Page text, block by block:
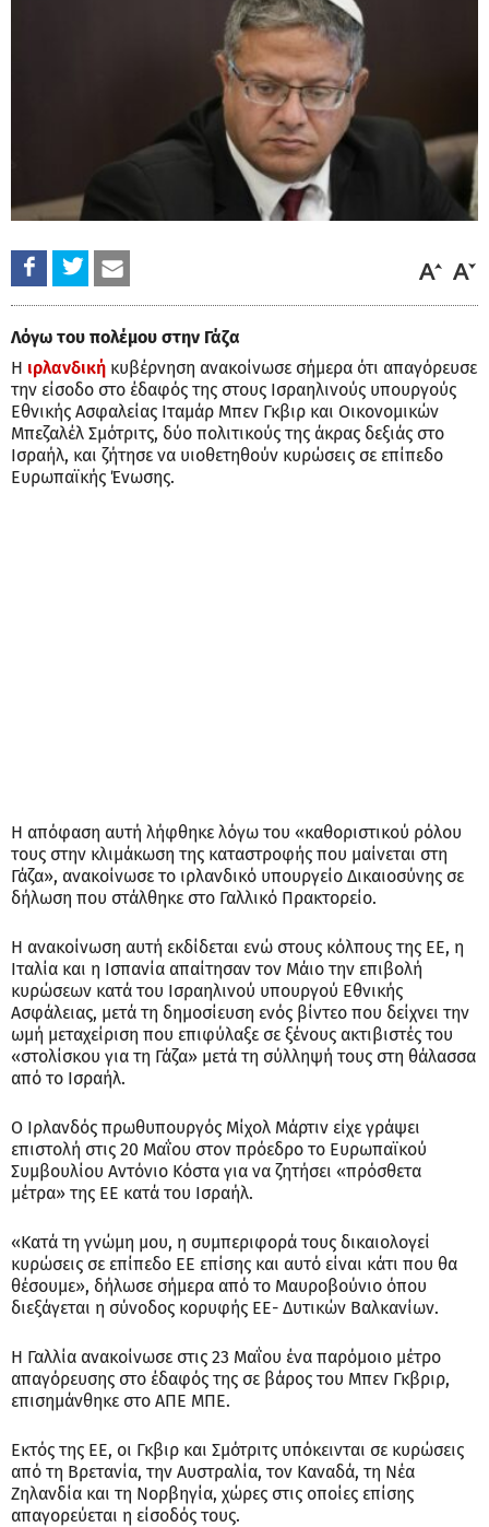
Λόγω του πολέμου στην Γάζα
Η ιρλανδική κυβέρνηση ανακοίνωσε σήμερα ότι απαγόρευσε
την είσοδο στο έδαφός της στους Ισραηλινούς υπουργούς
Εθνικής Ασφαλείας Ιταμάρ Μπεν Γκβιρ και Οικονομικών
Μπεζαλέλ Σμότριτς, δύο πολιτικούς της άκρας δεξιάς στο
Ισραήλ, και ζήτησε να υιοθετηθούν κυρώσεις σε επίπεδο
Ευρωπαϊκής Ένωσης.
Η απόφαση αυτή λήφθηκε λόγω του «καθοριστικού ρόλου
τους στην κλιμάκωση της καταστροφής που μαίνεται στη
Γάζα», ανακοίνωσε το ιρλανδικό υπουργείο Δικαιοσύνης σε
δήλωση που στάλθηκε στο Γαλλικό Πρακτορείο.
Η ανακοίνωση αυτή εκδίδεται ενώ στους κόλπους της ΕΕ, η
Ιταλία και η Ισπανία απαίτησαν τον Μάιο την επιβολή
κυρώσεων κατά του Ισραηλινού υπουργού Εθνικής
Ασφάλειας, μετά τη δημοσίευση ενός βίντεο που δείχνει την
ωμή μεταχείριση που επιφύλαξε σε ξένους ακτιβιστές του
«στολίσκου για τη Γάζα» μετά τη σύλληψή τους στη θάλασσα
από το Ισραήλ.
Ο Ιρλανδός πρωθυπουργός Μίχολ Μάρτιν είχε γράψει
επιστολή στις 20 Μαΐου στον πρόεδρο το Ευρωπαϊκού
Συμβουλίου Αντόνιο Κόστα για να ζητήσει «πρόσθετα
μέτρα» της ΕΕ κατά του Ισραήλ.
«Κατά τη γνώμη μου, η συμπεριφορά τους δικαιολογεί
κυρώσεις σε επίπεδο ΕΕ επίσης και αυτό είναι κάτι που θα
θέσουμε», δήλωσε σήμερα από το Μαυροβούνιο όπου
διεξάγεται η σύνοδος κορυφής ΕΕ- Δυτικών Βαλκανίων.
Η Γαλλία ανακοίνωσε στις 23 Μαΐου ένα παρόμοιο μέτρο
απαγόρευσης στο έδαφός της σε βάρος του Μπεν Γκβριρ,
επισημάνθηκε στο ΑΠΕ ΜΠΕ.
Εκτός της ΕΕ, οι Γκβιρ και Σμότριτς υπόκεινται σε κυρώσεις
από τη Βρετανία, την Αυστραλία, τον Καναδά, τη Νέα
Ζηλανδία και τη Νορβηγία, χώρες στις οποίες επίσης
απαγορεύεται η είσοδός τους.